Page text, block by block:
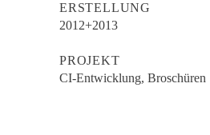
ERSTELLUNG
2012+2013
PROJEKT
CI-Entwicklung, Broschüren